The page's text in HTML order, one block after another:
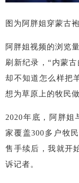
图为阿胖姐穿蒙古
阿胖姐视频的浏览
刷新纪录，“内蒙
却不知道怎么样把
想为草原上的牧民做
2020年底，阿胖姐
家覆盖300多户牧
售手续后，我就开
诉记者。